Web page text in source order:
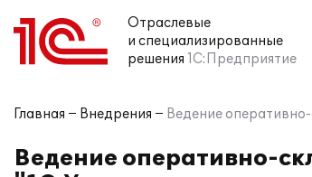
Отраслевые
и специализированные
решения 1С:Предприятие
Главная Внедрения Ведение
Ведение оперативно-